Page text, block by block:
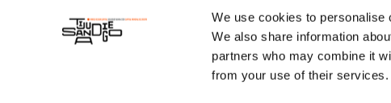
We use cookies to personalise
We also share information
partners who may combine it
from your use of their services.